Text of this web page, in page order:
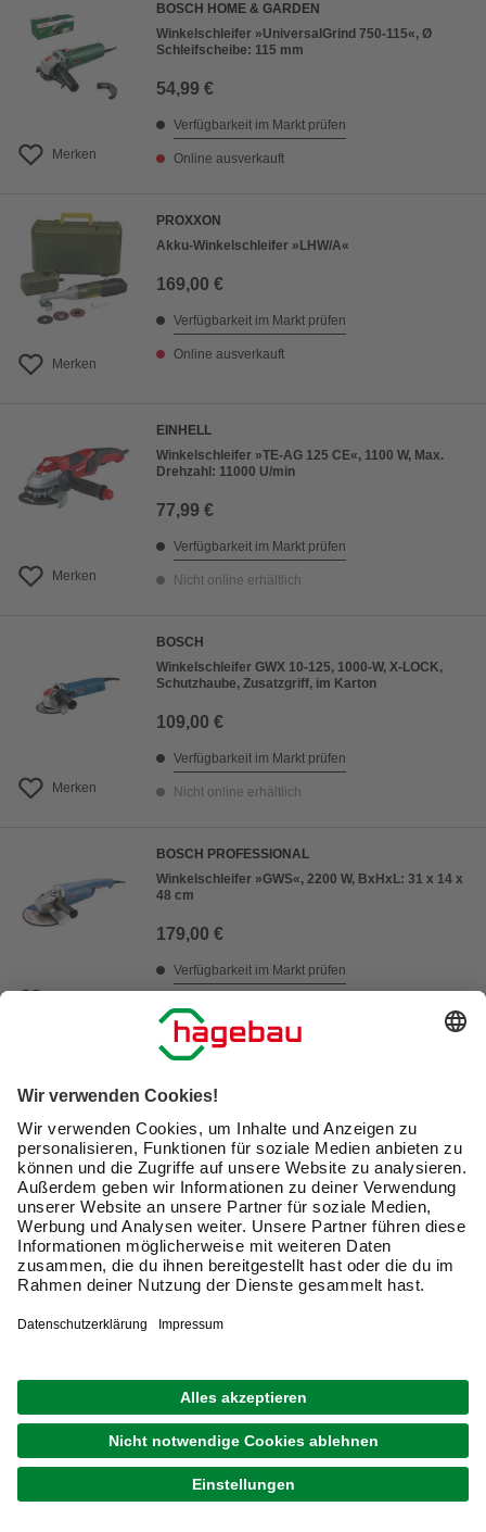
Merken
BOSCH HOME & GARDEN
Winkelschleifer »UniversalGrind 750-115«, Ø
Schleifscheibe: 115 mm
54,99 €
Verfügbarkeit im Markt prüfen
Online ausverkauft
Merken
PROXXON
Akku-Winkelschleifer »LHW/A«
169,00 €
Verfügbarkeit im Markt prüfen
Online ausverkauft
Merken
EINHELL
Winkelschleifer »TE-AG 125 CE«, 1100 W, Max.
Drehzahl: 11000 U/min
77,99 €
Verfügbarkeit im Markt prüfen
Nicht online erhältlich
Merken
BOSCH
Winkelschleifer GWX 10-125, 1000-W, X-LOCK,
Schutzhaube, Zusatzgriff, im Karton
109,00 €
Verfügbarkeit im Markt prüfen
Nicht online erhältlich
BOSCH PROFESSIONAL
Winkelschleifer »GWS«, 2200 W, BxHxL: 31 x 14 x
48 cm
179,00 €
Verfügbarkeit im Markt prüfen
Winkelschleifer: Auf ihn können Profis
nicht verzichten
Der Winkelschleifer, oder umgangssprachlich die Flex, ist
sicherlich eines der nützlichsten und am häufigsten
benötigten Elektrowerkzeuge im Heimwerkerbereich. Mit
einem Winkelschleifer ist das Trennen und Bürsten
anderes Werkzeug ist in der Praxis so vielfältig einsetzbar.
Bei hagebau.de entdeckst Du die ganze Vielfalt der
Winkelschleifer mit leistungsstarken Motoren und hohem
Bedienkomfort. Wir führen dabei ausschließlich
Spitzenware der namhaften Markenhersteller. Kaufe jetzt
Deinen persönlichen Winkelschleifer für die